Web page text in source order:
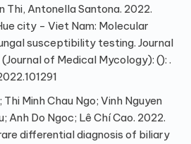
Thi, Antonella Santona. 2022.
city - Viet Nam: Molecular
susceptibility testing. Journal
of Medical Mycology): (): .
Thi Minh Chau Ngo; Vinh Nguyen
Anh Do Ngoc; Lê Chí Cao. 2022.
differential diagnosis of biliary